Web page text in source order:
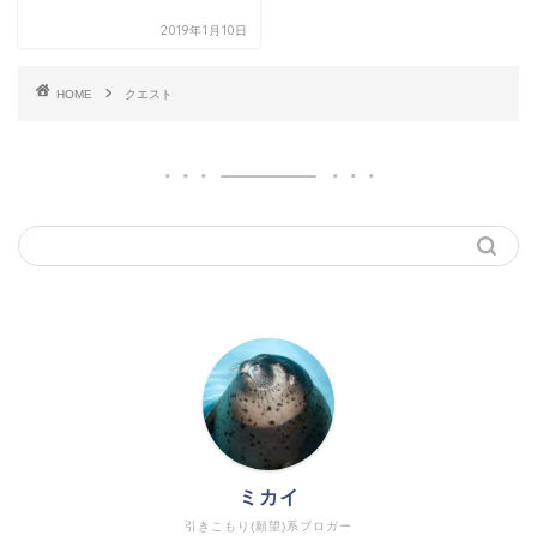
2019年1月10日
HOME クエスト
引きこもり(願望)系ブロガー
ミカイ